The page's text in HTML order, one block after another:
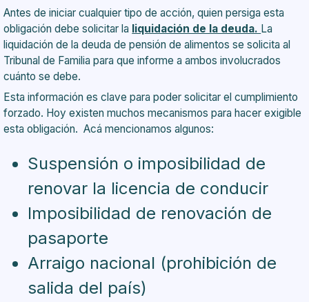
Antes de iniciar cualquier tipo de acción, quien persiga esta
obligación debe solicitar la liquidación de la deuda. La
liquidación de la deuda de pensión de alimentos se solicita al
Tribunal de Familia para que informe a ambos involucrados
cuánto se debe.
Esta información es clave para poder solicitar el cumplimiento
forzado. Hoy existen muchos mecanismos para hacer exigible
esta obligación. Acá mencionamos algunos:
Suspensión o imposibilidad de
renovar la licencia de conducir
Imposibilidad de renovación de
pasaporte
Arraigo nacional (prohibición de
salida del país)